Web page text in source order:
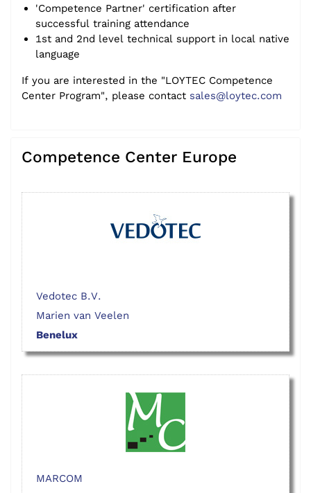
'Competence Partner' certification after
successful training attendance
1st and 2nd level technical support in local native
language
If you are interested in the "LOYTEC Competence
Center Program", please contact sales@loytec.com
Competence Center Europe
Vedotec B.V.
Marien van Veelen
Benelux
MARCOM